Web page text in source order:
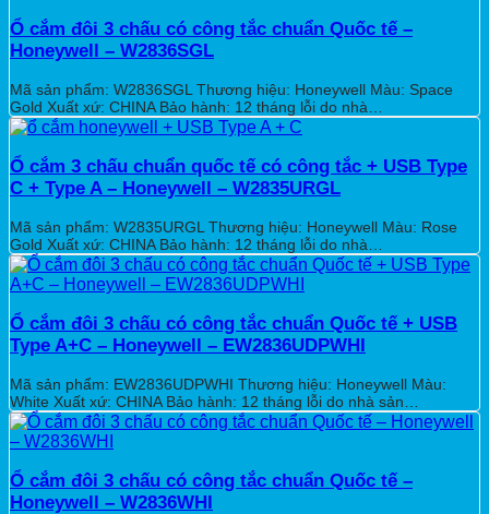
Ổ cắm đôi 3 chấu có công tắc chuẩn Quốc tế –
Honeywell – W2836SGL
Mã sản phẩm: W2836SGL Thương hiệu: Honeywell Màu: Space
Gold Xuất xứ: CHINA Bảo hành: 12 tháng lỗi do nhà…
Ổ cắm 3 chấu chuẩn quốc tế có công tắc + USB Type
C + Type A – Honeywell – W2835URGL
Mã sản phẩm: W2835URGL Thương hiệu: Honeywell Màu: Rose
Gold Xuất xứ: CHINA Bảo hành: 12 tháng lỗi do nhà…
Ổ cắm đôi 3 chấu có công tắc chuẩn Quốc tế + USB
Type A+C – Honeywell – EW2836UDPWHI
Mã sản phẩm: EW2836UDPWHI Thương hiệu: Honeywell Màu:
White Xuất xứ: CHINA Bảo hành: 12 tháng lỗi do nhà sản…
Ổ cắm đôi 3 chấu có công tắc chuẩn Quốc tế –
Honeywell – W2836WHI